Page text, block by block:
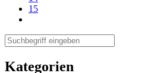
15
Kategorien